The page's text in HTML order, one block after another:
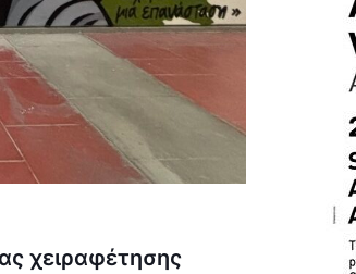
χειραφέτησης